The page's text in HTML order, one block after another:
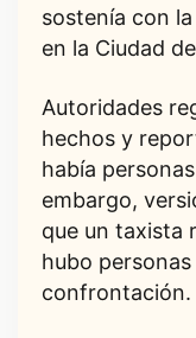
sostenía con
en la Ciudad
Autoridades
hechos y
había
embargo,
que un taxista
hubo
confrontación.